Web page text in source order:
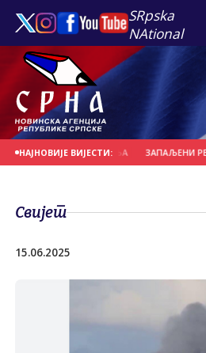
SRpska
NAtional
НАЈНОВИЈЕ ВИЈЕСТИ:
КОЊИЦА И КЛАДЊА ЗАПАЉЕНИ
Свијет
15.06.2025